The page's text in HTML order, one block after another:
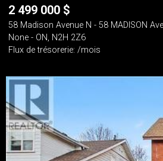
2 499 000 $
58 Madison Avenue N - 58 MADISON
None - ON, N2H 2Z6
Flux de trésorerie: /mois